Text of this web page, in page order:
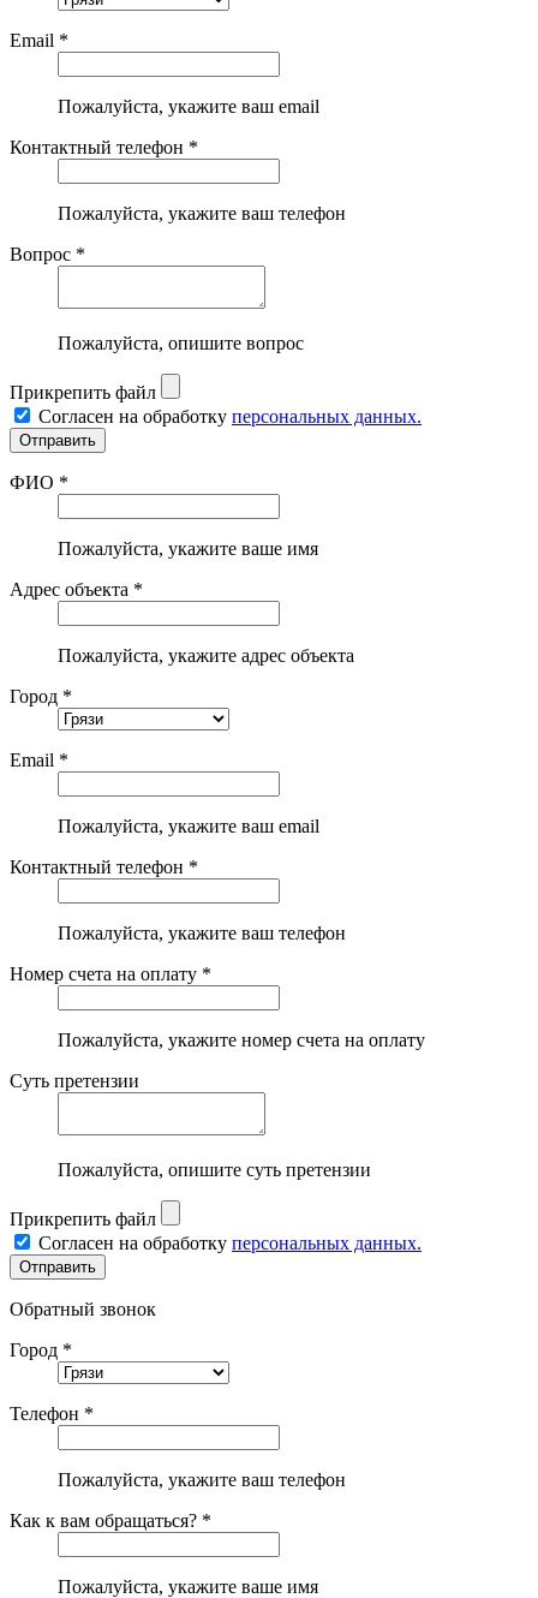
Email *
Пожалуйста, укажите ваш email
Контактный телефон *
Пожалуйста, укажите ваш телефон
Вопрос *
Пожалуйста, опишите вопрос
Прикрепить файл
Согласен на обработку персональных данных.
ФИО *
Пожалуйста, укажите ваше имя
Адрес объекта *
Пожалуйста, укажите адрес объекта
Город *
Email *
Пожалуйста, укажите ваш email
Контактный телефон *
Пожалуйста, укажите ваш телефон
Номер счета на оплату *
Пожалуйста, укажите номер счета на оплату
Суть претензии
Пожалуйста, опишите суть претензии
Прикрепить файл
Согласен на обработку персональных данных.
Обратный звонок
Город *
Телефон *
Пожалуйста, укажите ваш телефон
Как к вам обращаться? *
Пожалуйста, укажите ваше имя